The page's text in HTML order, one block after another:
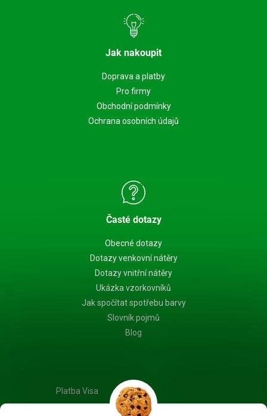
Jak nakoupit
Doprava a platby
Pro firmy
Obchodní podmínky
Ochrana osobních údajů
Časté dotazy
Obecné dotazy
Dotazy venkovní nátěry
Dotazy vnitřní nátěry
Ukázka vzorkovníků
Jak spočítat spotřebu barvy
Slovník pojmů
Blog
Platba Visa